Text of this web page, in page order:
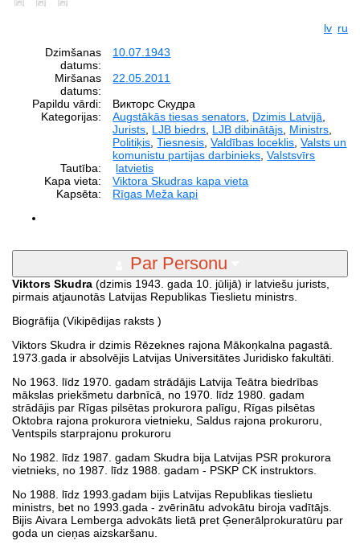
lv ru
Dzimšanas
datums:
10.07.1943
Miršanas
datums:
22.05.2011
Papildu vārdi:
Викторс Скудра
Kategorijas:
Augstākās tiesas senators Dzimis Latvijā
Jurists LJB biedrs LJB dibinātājs Ministrs
Politiķis ,Tiesnesis ,Valdības loceklis ,Valsts un
komunistu partijas darbinieks ,Valstsvīrs
Tautība:
latvietis
Kapa vieta:
Viktora Skudras kapa vieta
Kapsēta:
Rīgas Meža kapi
Par Personu
Viktors Skudra (dzimis 1943. gada 10. jūlijā) ir latviešu jurists,
pirmais atjaunotās Latvijas Republikas Tieslietu ministrs.
Biogrāfija (Vikipēdijas raksts )
Viktors Skudra ir dzimis Rēzeknes rajona Mākoņkalna pagastā.
1973.gada ir absolvējis Latvijas Universitātes Juridisko fakultāti.
No 1963. līdz 1970. gadam strādājis Latvija Teātra biedrības
mākslas priekšmetu darbnīcā, no 1970. līdz 1980. gadam
strādājis par Rīgas pilsētas prokurora palīgu, Rīgas pilsētas
Oktobra rajona prokurora vietnieku, Saldus rajona prokuroru,
Ventspils starprajonu prokuroru
No 1982. līdz 1987. gadam Skudra bija Latvijas PSR prokurora
vietnieks, no 1987. līdz 1988. gadam - PSKP CK instruktors.
No 1988. līdz 1993.gadam bijis Latvijas Republikas tieslietu
ministrs, bet no 1993.gada - zvērinātu advokātu biroja vadītājs.
Bijis Aivara Lemberga advokāts lietā pret Ģenerālprokuratūru par
goda un cieņas aizskaršanu.